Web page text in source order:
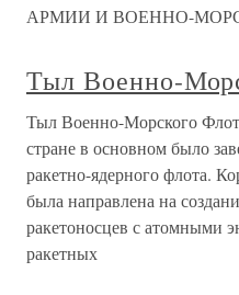
АРМИИ И ВОЕННО-
Тыл Военно-
Тыл Военно-Морского
стране в основном было
ракетно-ядерного флота.
была направлена на
ракетоносцев с атомными
ракетных